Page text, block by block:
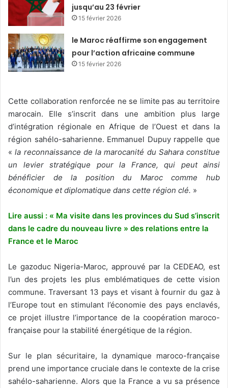
jusqu’au 23 février
15 février 2026
le Maroc réaffirme son engagement
pour l’action africaine commune
15 février 2026
Cette collaboration renforcée ne se limite pas au territoire
marocain. Elle s’inscrit dans une ambition plus large
d’intégration régionale en Afrique de l’Ouest et dans la
région sahélo-saharienne. Emmanuel Dupuy rappelle que
«la reconnaissance de la marocanité du Sahara constitue
un levier stratégique pour la France, qui peut ainsi
bénéficier de la position du Maroc comme hub
économique et diplomatique dans cette région clé. »
Lire aussi : « Ma visite dans les provinces du Sud s’inscrit
dans le cadre du nouveau livre » des relations entre la
France et le Maroc
Le gazoduc Nigeria-Maroc, approuvé par la CEDEAO, est
l’un des projets les plus emblématiques de cette vision
commune. Traversant 13 pays et visant à fournir du gaz à
l’Europe tout en stimulant l’économie des pays enclavés,
ce projet illustre l’importance de la coopération maroco-
française pour la stabilité énergétique de la région.
Sur le plan sécuritaire, la dynamique maroco-française
prend une importance cruciale dans le contexte de la crise
sahélo-saharienne. Alors que la France a vu sa présence